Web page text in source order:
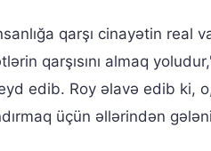
qarşı cinayətin
qarşısını almaq
edib. Roy əlavə edib ki, o,
üçün əllərindən